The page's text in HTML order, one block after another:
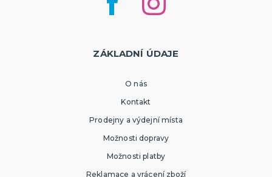
ZÁKLADNÍ ÚDAJE
O nás
Kontakt
Prodejny a výdejní místa
Možnosti dopravy
Možnosti platby
Reklamace a vrácení zboží